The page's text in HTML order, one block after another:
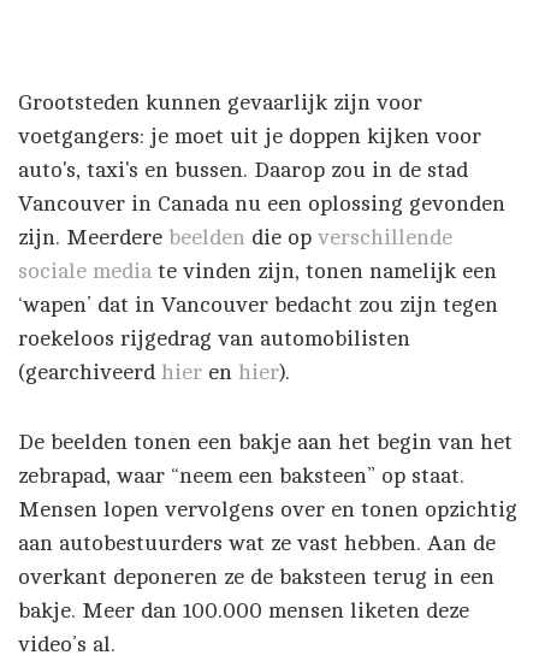
Grootsteden kunnen gevaarlijk zijn voor
voetgangers: je moet uit je doppen kijken voor
auto's, taxi's en bussen. Daarop zou in de stad
Vancouver in Canada nu een oplossing gevonden
zijn. Meerdere beelden die op verschillende
sociale media te vinden zijn, tonen namelijk een
‘wapen’ dat in Vancouver bedacht zou zijn tegen
roekeloos rijgedrag van automobilisten
(gearchiveerd hier en hier).
De beelden tonen een bakje aan het begin van het
zebrapad, waar “neem een baksteen” op staat.
Mensen lopen vervolgens over en tonen opzichtig
aan autobestuurders wat ze vast hebben. Aan de
overkant deponeren ze de baksteen terug in een
bakje. Meer dan 100.000 mensen liketen deze
video’s al.